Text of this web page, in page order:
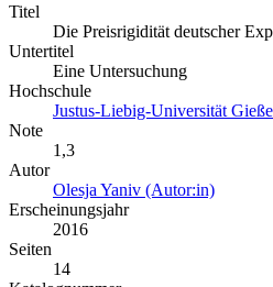
Titel
Die Preisrigidität deutscher
Untertitel
Eine Untersuchung
Hochschule
Justus-Liebig-Universität
Note
1,3
Autor
Olesja Yaniv (Autor:in)
Erscheinungsjahr
2016
Seiten
14